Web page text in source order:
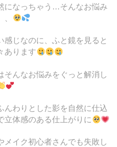
になっちゃう…そんなお悩み
じなのに、ふと鏡を見ると
あります
そんなお悩みをぐっと解消し
んわりとした影を自然に仕込
立体感のある仕上がりに
メイク初心者さんでも失敗し